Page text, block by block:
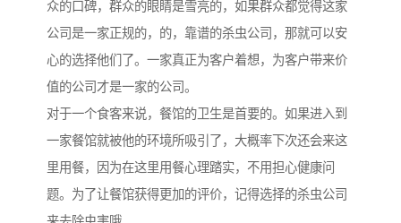
众的口碑，群众的眼睛是雪亮的，如果群众都觉得这家
公司是一家正规的，的，靠谱的杀虫公司，那就可以安
心的选择他们了。一家真正为客户着想，为客户带来价
值的公司才是一家的公司。
对于一个食客来说，餐馆的卫生是首要的。如果进入到
一家餐馆就被他的环境所吸引了，大概率下次还会来这
里用餐，因为在这里用餐心理踏实，不用担心健康问
题。为了让餐馆获得更加的评价，记得选择的杀虫公司